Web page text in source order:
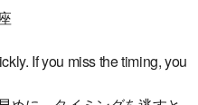
If you miss the timing, you